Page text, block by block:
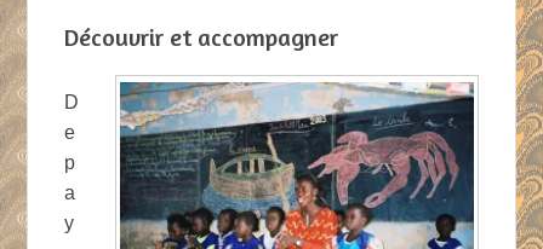
Découvrir et accompagner
D
e
p
a
y